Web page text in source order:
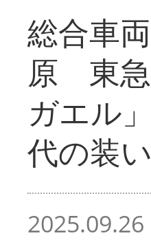
総合車
原 東急
ガエル
代の装
2025.09.26